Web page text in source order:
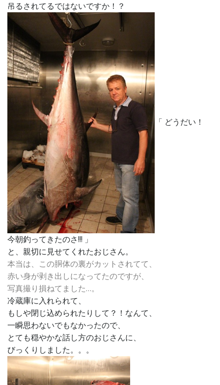
吊るされてるではないですか！？
「 どうだい！
今朝釣ってきたのさ!!! 」
と、親切に見せてくれたおじさん。
本当は、この胴体の裏がカットされてて、
赤い身が剥き出しになってたのですが、
写真撮り損ねてました…。
冷蔵庫に入れられて、
もしや閉じ込められたりして？！なんて、
一瞬思わないでもなかったので、
とても穏やかな話し方のおじさんに、
びっくりしました。。。